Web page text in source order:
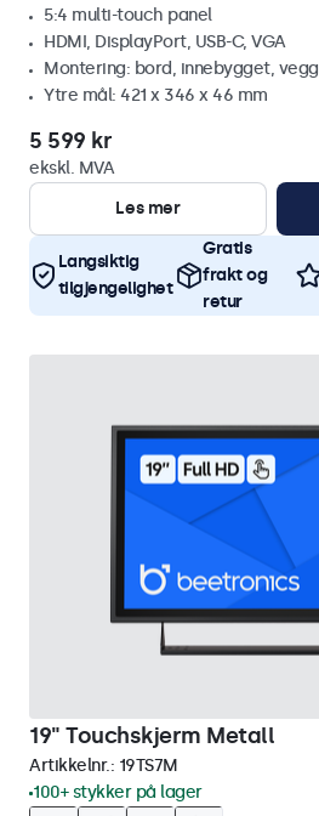
5:4 multi-touch panel
HDMI, DisplayPort, USB-C, VGA
Montering: bord, innebygget, vegg
Ytre mål: 421 x 346 x 46 mm
5 599 kr
ekskl. MVA
Les mer
Langsiktig
tilgjengelighet
Gratis
frakt og
retur
19" Touchskjerm Metall
Artikkelnr.: 19TS7M
100+ stykker på lager